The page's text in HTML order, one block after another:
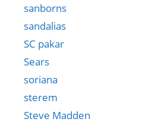
sanborns
sandalias
SC pakar
Sears
soriana
sterem
Steve Madden